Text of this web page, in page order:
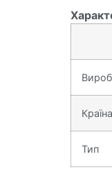
Тип